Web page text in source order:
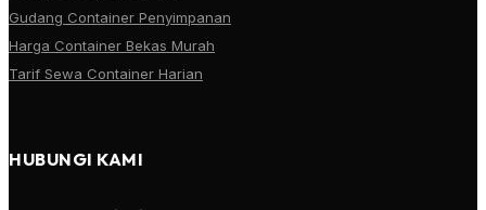
Gudang Container Penyimpanan
Harga Container Bekas Murah
Tarif Sewa Container Harian
HUBUNGI KAMI